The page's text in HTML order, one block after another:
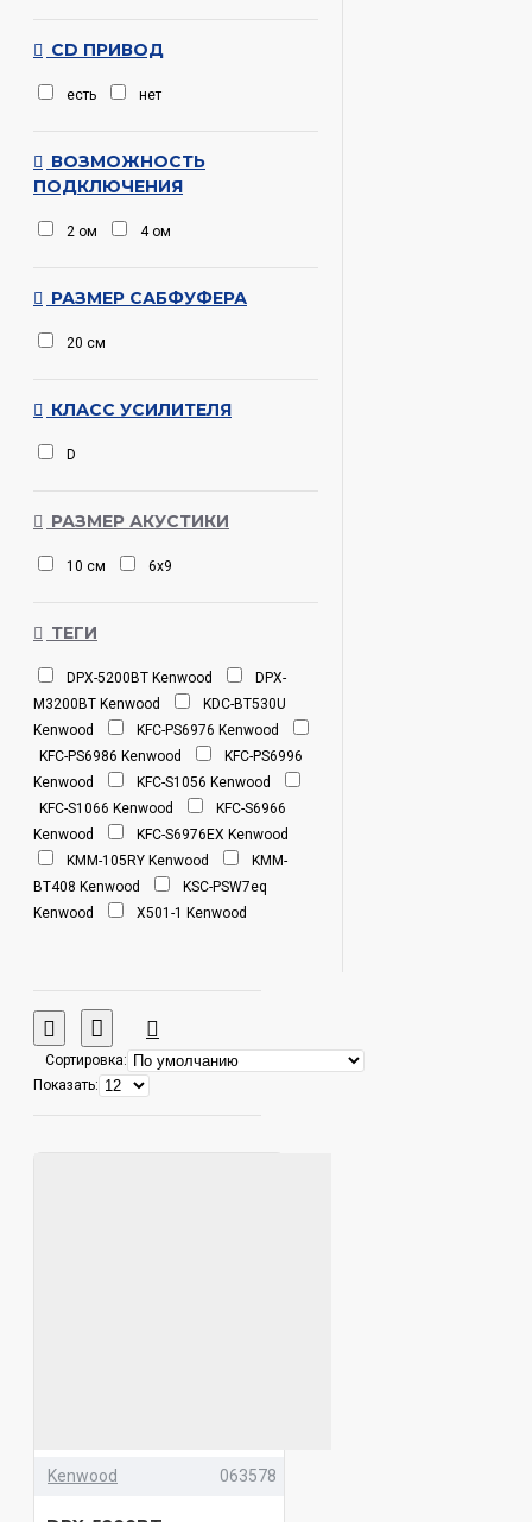
CD ПРИВОД
есть нет
ВОЗМОЖНОСТЬ
ПОДКЛЮЧЕНИЯ
2 ом 4 ом
РАЗМЕР САБФУФЕРА
20 см
КЛАСС УСИЛИТЕЛЯ
D
РАЗМЕР АКУСТИКИ
10 см 6х9
ТЕГИ
DPX-5200BT Kenwood
DPX-
M3200BT Kenwood
KDC-BT530U
Kenwood
KFC-PS6976 Kenwood
KFC-PS6986 Kenwood
KFC-PS6996
Kenwood
KFC-S1056 Kenwood
KFC-S1066 Kenwood
KFC-S6966
Kenwood
KFC-S6976EX Kenwood
KMM-105RY Kenwood
KMM-
BT408 Kenwood
KSC-PSW7eq
Kenwood
X501-1 Kenwood
Сортировка:
Показать:
Kenwood 063578